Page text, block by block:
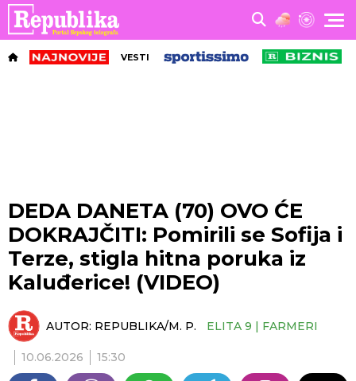
VESTI
DEDA DANETA (70) OVO ĆE
DOKRAJČITI: Pomirili se Sofija i
Terze, stigla hitna poruka iz
Kaluđerice! (VIDEO)
AUTOR: REPUBLIKA/M. P. ELITA 9 | FARMERI
10.06.2026 15:30